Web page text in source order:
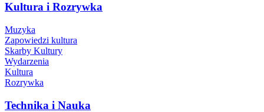
Kultura i Rozrywka
Muzyka
Zapowiedzi kultura
Skarby Kultury
Wydarzenia
Kultura
Rozrywka
Technika i Nauka